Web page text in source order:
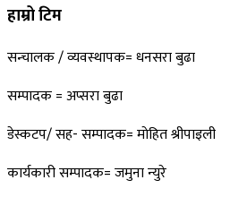
हाम्रो टिम
सन्चालक / व्यवस्थापक= धनसरा बुढा
सम्पादक = अप्सरा बुढा
डेस्कटप/ सह- सम्पादक= माेहित श्रीपाइली
कार्यकारी सम्पादक= जमुना न्युरे